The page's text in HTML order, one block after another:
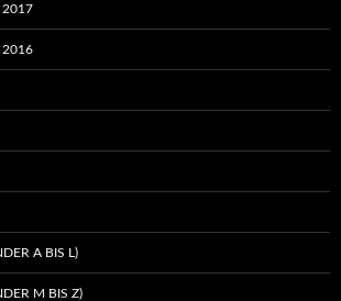
2017
2016
A BIS L)
M BIS Z)